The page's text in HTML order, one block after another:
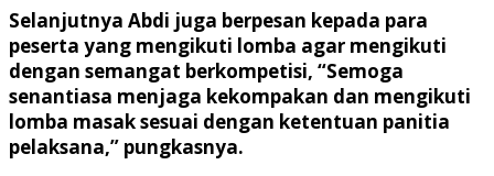
Selanjutnya Abdi juga berpesan kepada para
peserta yang mengikuti lomba agar mengikuti
dengan semangat berkompetisi, “Semoga
senantiasa menjaga kekompakan dan mengikuti
lomba masak sesuai dengan ketentuan panitia
pelaksana,” pungkasnya.